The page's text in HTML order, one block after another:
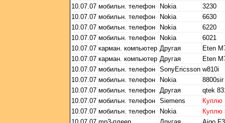
10.07.07 мобильн. телефон Nokia
3230
10.07.07 мобильн. телефон Nokia
6630
10.07.07 мобильн. телефон Nokia
6220
10.07.07 мобильн. телефон Nokia
6021
10.07.07 карман. компьютер Другая
Eten
10.07.07 карман. компьютер Другая
Eten
10.07.07 мобильн. телефон SonyEricsson w810i
10.07.07 мобильн. телефон Nokia
10.07.07 мобильн. телефон Другая
qtek
10.07.07 мобильн. телефон Siemens Куплю
10.07.07 мобильн. телефон Nokia Куплю